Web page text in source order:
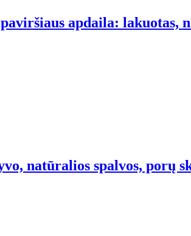
apdaila: lakuotas,
natūralios spalvos, porų